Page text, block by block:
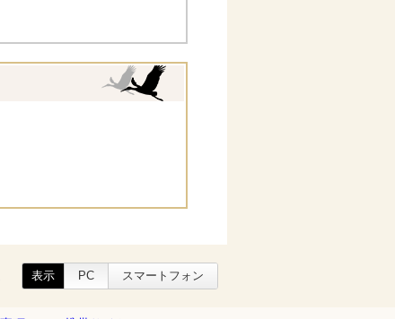
表示 PC スマートフォン